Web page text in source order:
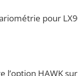
pour
l’option HAWK